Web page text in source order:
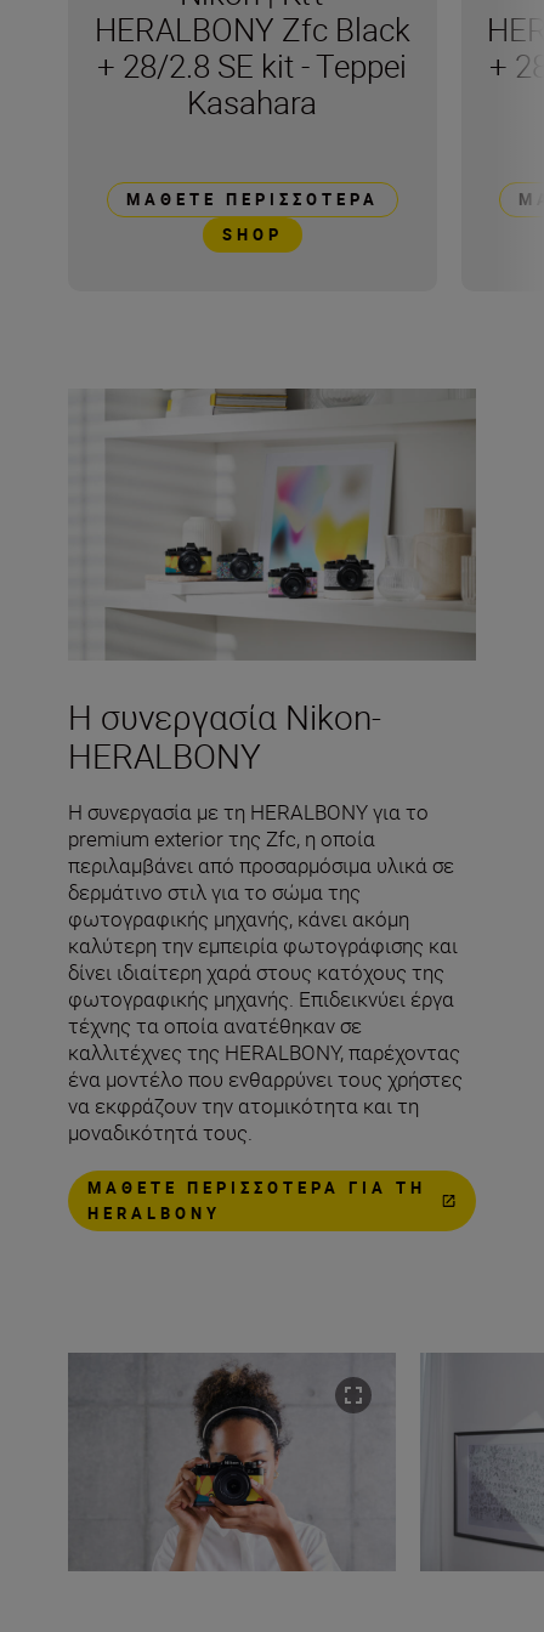
HERALBONY Zfc Black
+ 28/2.8 SE kit - Teppei
Kasahara
ΜΆΘΕΤΕ ΠΕΡΙΣΣΌΤΕΡΑ
SHOP
+
Η συνεργασία Nikon-
HERALBONY
Η συνεργασία με τη HERALBONY για το
premium exterior της Zfc, η οποία
περιλαμβάνει από προσαρμόσιμα υλικά σε
δερμάτινο στιλ για το σώμα της
φωτογραφικής μηχανής, κάνει ακόμη
καλύτερη την εμπειρία φωτογράφισης και
δίνει ιδιαίτερη χαρά στους κατόχους της
φωτογραφικής μηχανής. Επιδεικνύει έργα
τέχνης τα οποία ανατέθηκαν σε
καλλιτέχνες της HERALBONY, παρέχοντας
ένα μοντέλο που ενθαρρύνει τους χρήστες
να εκφράζουν την ατομικότητα και τη
μοναδικότητά τους.
ΜΆΘΕΤΕ ΠΕΡΙΣΣΌΤΕΡΑ ΓΙΑ ΤΗ
HERALBONY